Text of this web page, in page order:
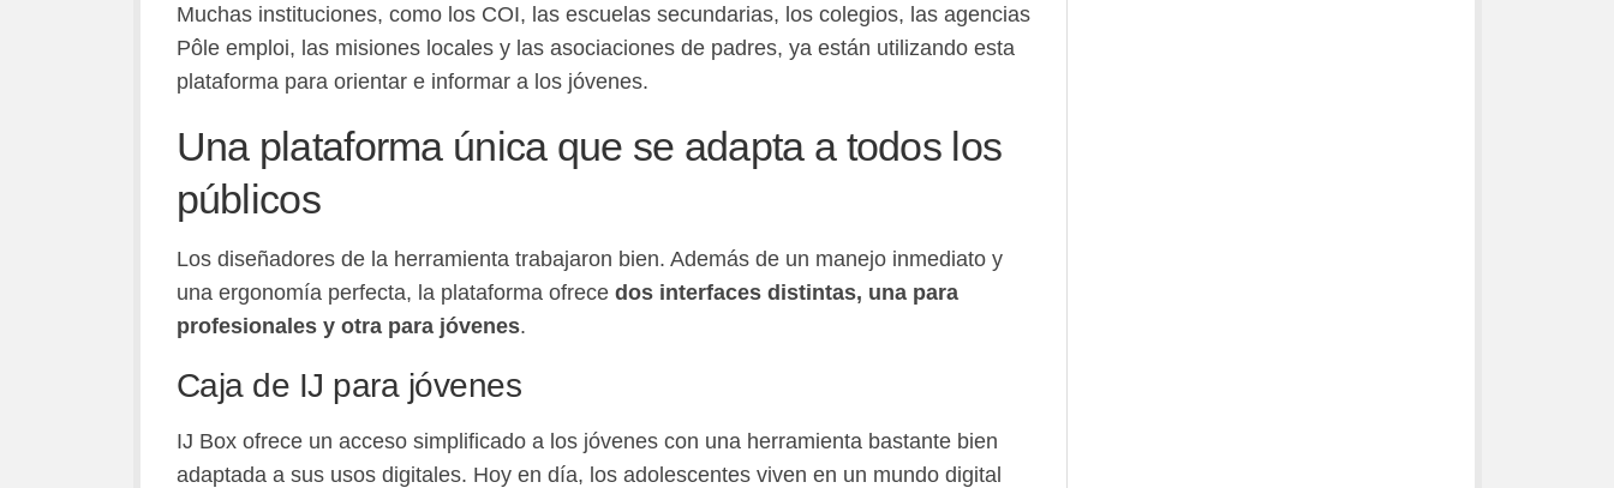
Muchas instituciones, como los COI, las escuelas secundarias, los colegios, las agencias
Pôle emploi, las misiones locales y las asociaciones de padres, ya están utilizando esta
plataforma para orientar e informar a los jóvenes.
Una plataforma única que se adapta a todos los
públicos
Los diseñadores de la herramienta trabajaron bien. Además de un manejo inmediato y
una ergonomía perfecta, la plataforma ofrecedos interfaces distintas, una para
profesionales y otra para jóvenes.
Caja de IJ para jóvenes
IJ Box ofrece un acceso simplificado a los jóvenes con una herramienta bastante bien
adaptada a sus usos digitales. Hoy en día, los adolescentes viven en un mundo digital